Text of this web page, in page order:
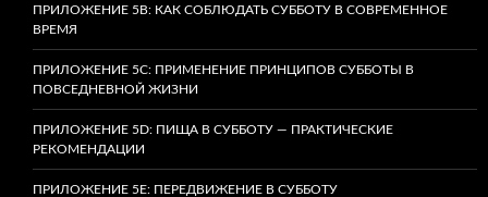
ПРИЛОЖЕНИЕ 5B: КАК СОБЛЮДАТЬ СУББОТУ В СОВРЕМЕННОЕ
ВРЕМЯ
ПРИЛОЖЕНИЕ 5C: ПРИМЕНЕНИЕ ПРИНЦИПОВ СУББОТЫ В
ПОВСЕДНЕВНОЙ ЖИЗНИ
ПРИЛОЖЕНИЕ 5D: ПИЩА В СУББОТУ — ПРАКТИЧЕСКИЕ
РЕКОМЕНДАЦИИ
ПРИЛОЖЕНИЕ 5E: ПЕРЕДВИЖЕНИЕ В СУББОТУ